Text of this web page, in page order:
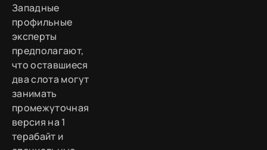
Западные
профильные
эксперты
предполагают,
что оставшиеся
два слота могут
занимать
промежуточная
версия на 1
терабайт и